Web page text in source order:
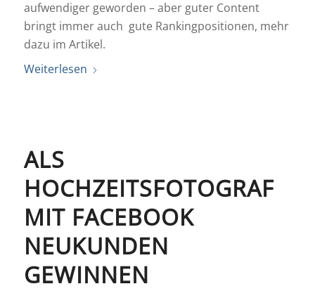
aufwendiger geworden – aber guter Content
bringt immer auch gute Rankingpositionen, mehr
dazu im Artikel.
Weiterlesen
ALS
HOCHZEITSFOTOGRAF
MIT FACEBOOK
NEUKUNDEN
GEWINNEN